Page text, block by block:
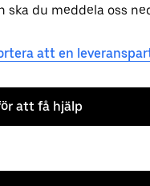
ska du meddela oss
att en
att få hjälp